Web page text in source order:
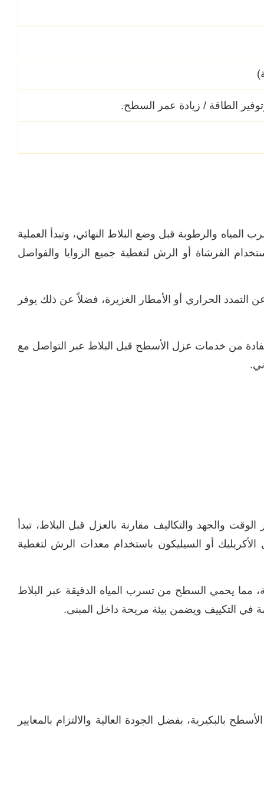
الطاقة / زيادة عمر السطح.
والرطوبة قبل وضع البلاط النهائي، وتبدأ العملية
الفرشاة أو الرش لتغطية جميع الزوايا والفواصل
التمدد الحراري أو الأمطار الغزيرة، فضلاً عن ذلك يوفر
من خدمات عزل الأسطح قبل البلاط عبر التواصل مع
والجهد والتكاليف مقارنة بالعزل قبل البلاط، تبدأ
الأكريليك أو السيليكون باستخدام معدات الرش لتغطية
مما يحمي السطح من تسرب المياه الدقيقة عبر البلاط
في التكييف ويضمن بيئة مريحة داخل المبنى.
بفضل الجودة العالية والالتزام بالمعايير